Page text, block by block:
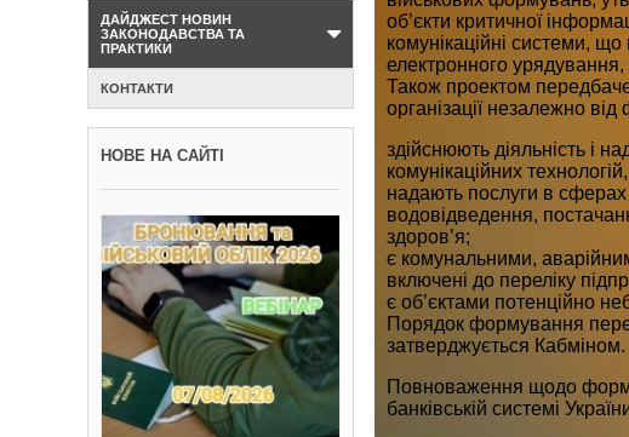
об’єкти критичної
комунікаційні системи,
електронного урядування,
Також проектом
організації незалежно
здійснюють діяльність і
комунікаційних
надають послуги в
водовідведення,
здоров’я;
є комунальними,
включені до переліку
є об’єктами потенційно
Порядок формування
затверджується Кабміном.
Повноваження щодо
банківській системі
ДАЙДЖЕСТ НОВИН
ЗАКОНОДАВСТВА ТА
ПРАКТИКИ
КОНТАКТИ
НОВЕ НА САЙТІ